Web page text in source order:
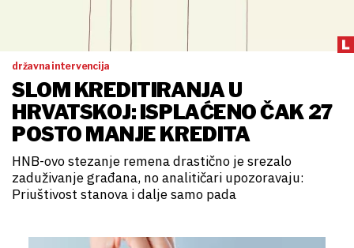
državna intervencija
SLOM KREDITIRANJA U
HRVATSKOJ: ISPLAĆENO ČAK 27
POSTO MANJE KREDITA
HNB-ovo stezanje remena drastično je srezalo
zaduživanje građana, no analitičari upozoravaju:
Priuštivost stanova i dalje samo pada